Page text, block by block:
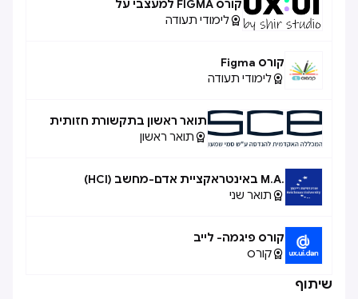
קורס FIGMA למעצבי על
לימודי תעודה
קורס Figma
לימודי תעודה
תואר ראשון בתקשורת חזותית
תואר ראשון
.M.A באינטראקציית אדם-מחשב (HCI)
תואר שני
קורס פיגמה- לייב
קורס
שיתוף